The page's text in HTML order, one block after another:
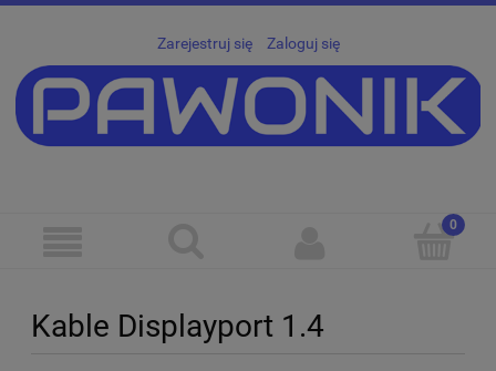
Zarejestruj się Zaloguj się
Kable Displayport 1.4